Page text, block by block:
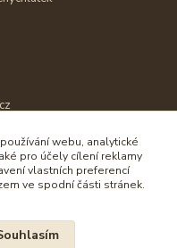
webu, analytické
pro účely cílení reklamy
vlastních preferencí
ve spodní části stránek.